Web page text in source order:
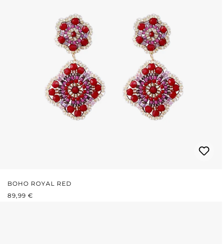
BOHO ROYAL RED
REGULÄRER PREIS:
89,99 €